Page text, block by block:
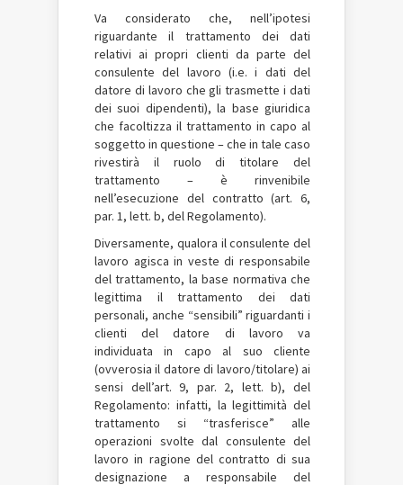
Va considerato che, nell’ipotesi
riguardante il trattamento dei dati
relativi ai propri clienti da parte del
consulente del lavoro (i.e. i dati del
datore di lavoro che gli trasmette i dati
dei suoi dipendenti), la base giuridica
che facoltizza il trattamento in capo al
soggetto in questione – che in tale caso
rivestirà il ruolo di titolare del
trattamento – è rinvenibile
nell’esecuzione del contratto (art. 6,
par. 1, lett. b, del Regolamento).
Diversamente, qualora il consulente del
lavoro agisca in veste di responsabile
del trattamento, la base normativa che
legittima il trattamento dei dati
personali, anche “sensibili” riguardanti i
clienti del datore di lavoro va
individuata in capo al suo cliente
(ovverosia il datore di lavoro/titolare) ai
sensi dell’art. 9, par. 2, lett. b), del
Regolamento: infatti, la legittimità del
trattamento si “trasferisce” alle
operazioni svolte dal consulente del
lavoro in ragione del contratto di sua
designazione a responsabile del